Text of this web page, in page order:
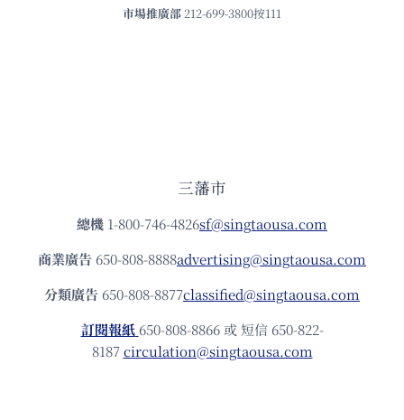
市場推廣部 212-699-3800按111
三藩市
總機 1-800-746-4826sf@singtaousa.com
商業廣告 650-808-8888advertising@singtaousa.com
分類廣告 650-808-8877classified@singtaousa.com
訂閱報紙 650-808-8866 或 短信 650-822-
8187circulation@singtaousa.com